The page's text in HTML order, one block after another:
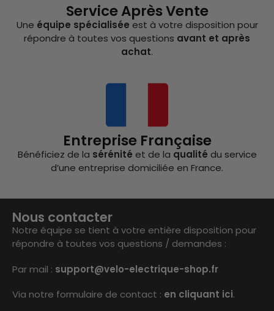
Service Après Vente
Une équipe spécialisée est à votre disposition pour
répondre à toutes vos questions avant et après
achat.
Entreprise Française
Bénéficiez de la sérénité et de la qualité du service
d’une entreprise domiciliée en France.
Nous contacter
Notre équipe se tient à votre entière disposition pour
répondre à toutes vos questions / demandes :
Par mail : support@velo-electrique-shop.fr
Via notre formulaire de contact : en cliquant ici.